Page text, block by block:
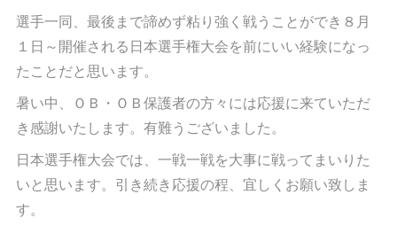
選手一同、最後まで諦めず粘り強く戦うことができ８月
１日～開催される日本選手権大会を前にいい経験になっ
たことだと思います。
暑い中、ＯＢ・ＯＢ保護者の方々には応援に来ていただ
き感謝いたします。有難うございました。
日本選手権大会では、一戦一戦を大事に戦ってまいりた
いと思います。引き続き応援の程、宜しくお願い致しま
す。